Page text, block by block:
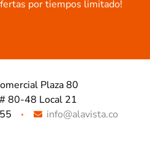
por tiempos limitado!​
Plaza 80
80-48 Local 21
info@alavista.co